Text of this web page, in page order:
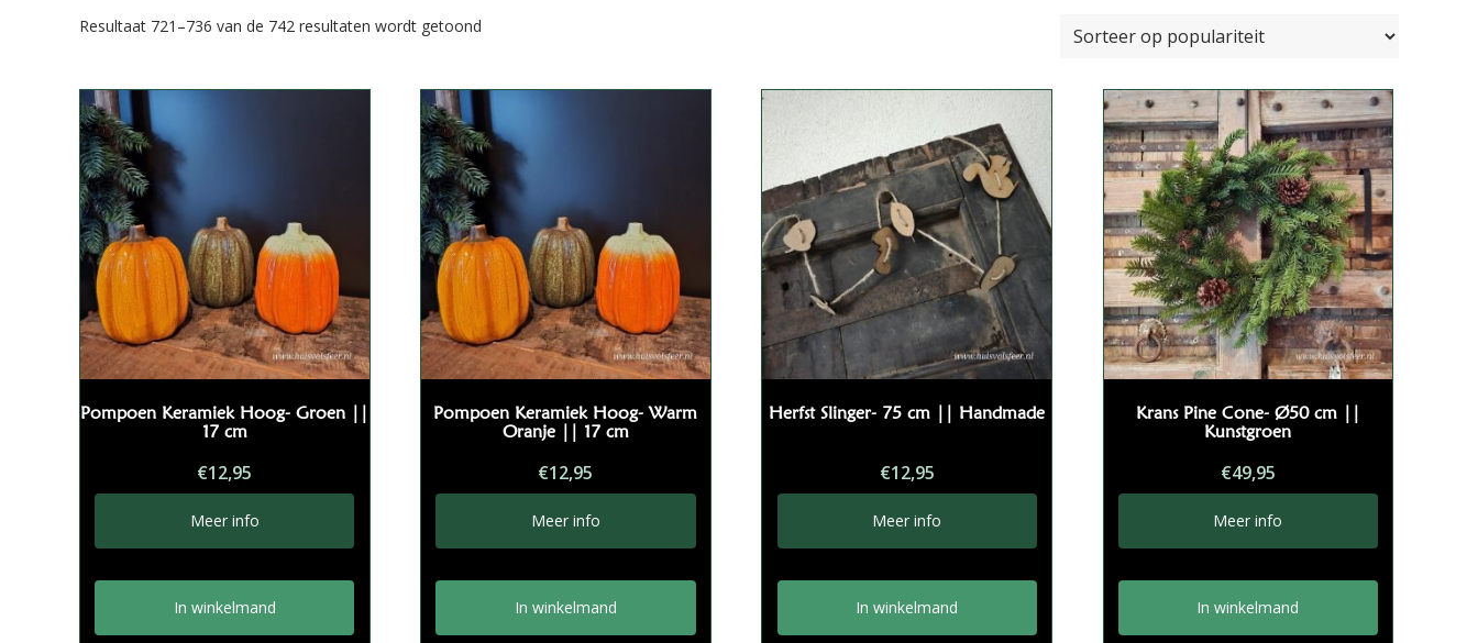
Resultaat 721–736 van de 742 resultaten wordt getoond
Pompoen Keramiek Hoog- Groen ||
17 cm
€12,95
Meer info
In winkelmand
Pompoen Keramiek Hoog- Warm
Oranje || 17 cm
€12,95
Meer info
In winkelmand
Herfst Slinger- 75 cm || Handmade
€12,95
Meer info
In winkelmand
Krans Pine Cone- Ø50 cm ||
Kunstgroen
€49,95
Meer info
In winkelmand